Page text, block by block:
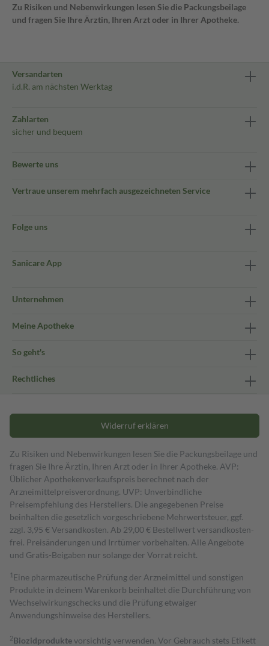
Zu Risiken und Nebenwirkungen lesen Sie die Packungsbeilage
und fragen Sie Ihre Ärztin, Ihren Arzt oder in Ihrer Apotheke.
Versandarten
i.d.R. am nächsten Werktag
Zahlarten
sicher und bequem
Bewerte uns
Vertraue unserem mehrfach ausgezeichneten Service
Folge uns
Sanicare App
Unternehmen
Meine Apotheke
So geht's
Rechtliches
Widerruf erklären
Zu Risiken und Nebenwirkungen lesen Sie die Packungsbeilage und
fragen Sie Ihre Ärztin, Ihren Arzt oder in Ihrer Apotheke. AVP:
Üblicher Apothekenverkaufspreis berechnet nach der
Arzneimittelpreisverordnung. UVP: Unverbindliche
Preisempfehlung des Herstellers. Die angegebenen Preise
beinhalten die gesetzlich vorgeschriebene Mehrwertsteuer, ggf.
zzgl. 3,95 € Versandkosten. Ab 29,00 € Bestell­wert versand­kosten­
frei. Preisänderungen und Irrtümer vorbehalten. Alle Angebote
und Gratis-Beigaben nur solange der Vorrat reicht.
1 Eine pharmazeutische Prüfung der Arzneimittel und sonstigen
Produkte in deinem Warenkorb beinhaltet die Durchführung von
Wechselwirkungschecks und die Prüfung etwaiger
Anwendungshinweise des Herstellers.
2Biozidproduktevorsichtig verwenden. Vor Gebrauch stets Etikett